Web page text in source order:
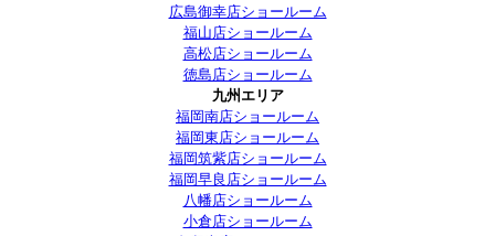
広島御幸店ショールーム
福山店ショールーム
高松店ショールーム
徳島店ショールーム
九州エリア
福岡南店ショールーム
福岡東店ショールーム
福岡筑紫店ショールーム
福岡早良店ショールーム
八幡店ショールーム
小倉店ショールーム